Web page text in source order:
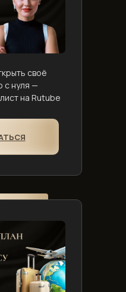
своё
с нуля —
на Rutube